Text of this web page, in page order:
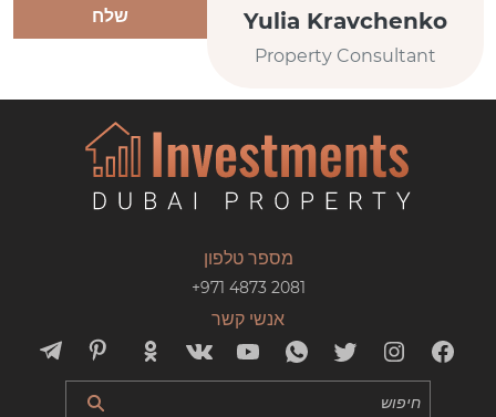
Yulia Kravchenko
Property Consultant
שלח
מספר טלפון
+971 4873 2081
אנשי קשר